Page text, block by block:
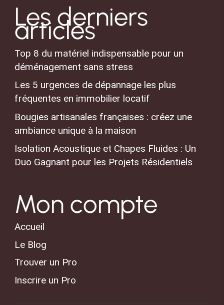
Les derniers
articles
Top 8 du matériel indispensable pour un
déménagement sans stress
Les 5 urgences de dépannage les plus
fréquentes en immobilier locatif
Bougies artisanales françaises : créez une
ambiance unique à la maison
Isolation Acoustique et Chapes Fluides : Un
Duo Gagnant pour les Projets Résidentiels
Mon compte
Accueil
Le Blog
Trouver un Pro
Inscrire un Pro